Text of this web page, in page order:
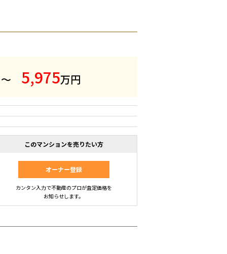
5,975万円
このマンションを売りたい方
オーナー登録
カンタン入力で不動産のプロが査定価格を
お知らせします。